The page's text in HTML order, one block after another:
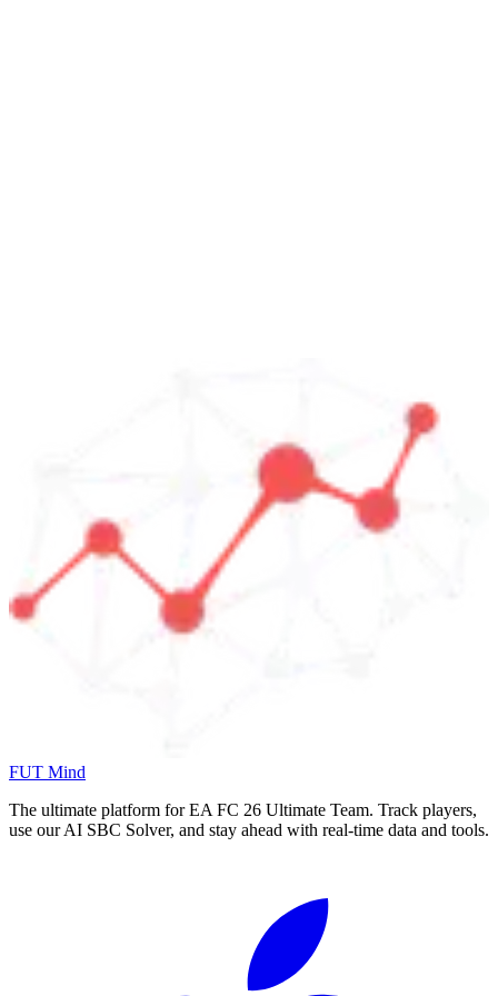
FUT Mind
The ultimate platform for EA FC 26 Ultimate Team. Track players,
use our AI SBC Solver, and stay ahead with real-time data and tools.